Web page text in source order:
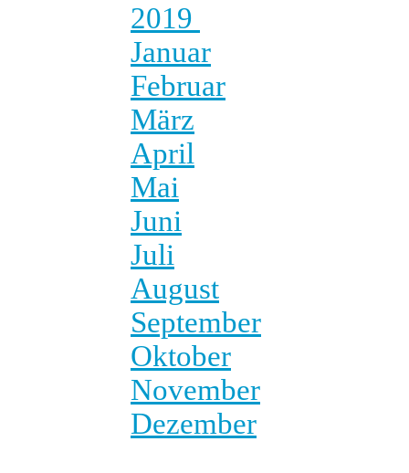
2019
Januar
Februar
März
April
Mai
Juni
Juli
August
September
Oktober
November
Dezember